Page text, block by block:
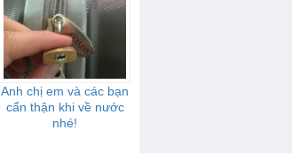
Anh chị em và các bạn
cẩn thận khi về nước
nhé!